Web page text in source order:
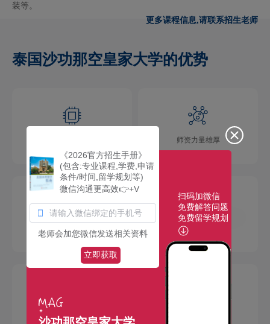
装等。
更多课程信息,请联系招生老师
泰国沙功那空皇家大学的优势
师资力量雄厚
校园环境优美 社团活动多彩
国际交流广泛
《2026官方招生手册》
(包含:专业课程,学费,申请
条件/时间,留学规划等)
微信沟通更高效👉+V
老师会加您微信发送相关资料
立即获取
扫码加微信
免费解答问题
免费留学规划